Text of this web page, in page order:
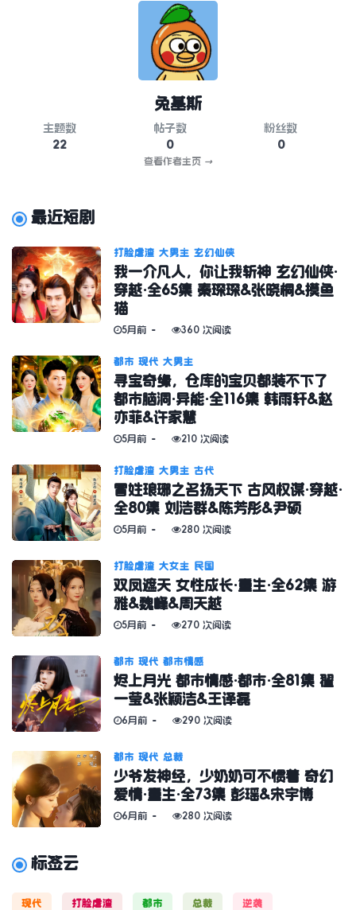
兔基斯
主题数
22
帖子数
0
粉丝数
0
查看作者主页 →
最近短剧
打脸虐渣 大男主 玄幻仙侠
我一介凡人，你让我斩神 玄幻仙侠·
穿越·全65集 秦琛琛&张晓桐&摸鱼
猫
5月前 360 次阅读
都市 现代 大男主
寻宝奇缘，仓库的宝贝都装不下了
都市脑洞·异能·全116集 韩雨轩&赵
亦菲&许家慧
5月前 210 次阅读
打脸虐渣 大男主 古代
冒姓琅琊之名扬天下 古风权谋·穿越·
全80集 刘浩群&陈芳彤&尹硕
5月前 280 次阅读
打脸虐渣 大女主 民国
双凤遮天 女性成长·重生·全62集 游
雅&魏峰&周天越
5月前 270 次阅读
都市 现代 都市情感
烬上月光 都市情感·都市·全81集 翟
一莹&张颖洁&王译磊
6月前 290 次阅读
都市 现代 总裁
少爷发神经，少奶奶可不惯着 奇幻
爱情·重生·全73集 彭瑶&宋宇博
6月前 280 次阅读
标签云
现代 打脸虐渣 都市 总裁 逆袭